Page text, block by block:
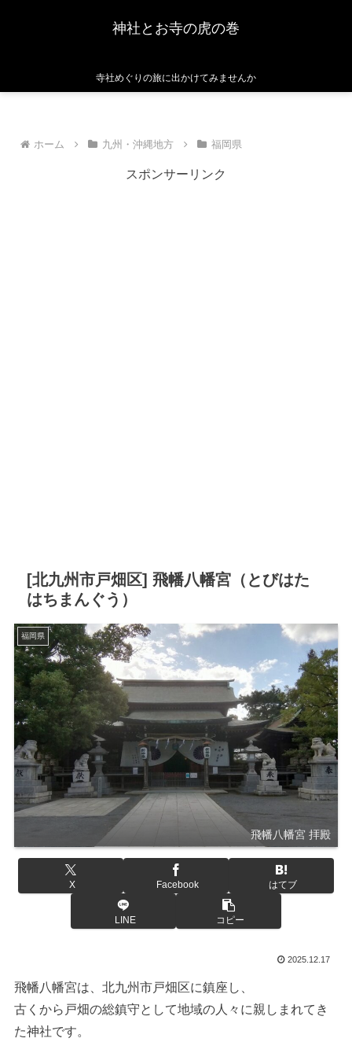
神社とお寺の虎の巻
寺社めぐりの旅に出かけてみませんか
ホーム 九州・沖縄地方 福岡県
スポンサーリンク
[北九州市戸畑区] 飛幡八幡宮（とびはた
はちまんぐう）
福岡県
飛幡八幡宮 拝殿
X Facebook はてブ
LINE コピー
2025.12.17
飛幡八幡宮は、北九州市戸畑区に鎮座し、
古くから戸畑の総鎮守として地域の人々に親しまれてき
た神社です。